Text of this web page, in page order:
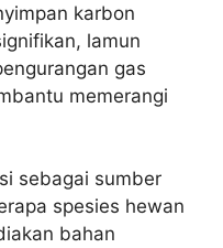
karbon
lamun
gas
memerangi
sebagai sumber
spesies hewan
bahan